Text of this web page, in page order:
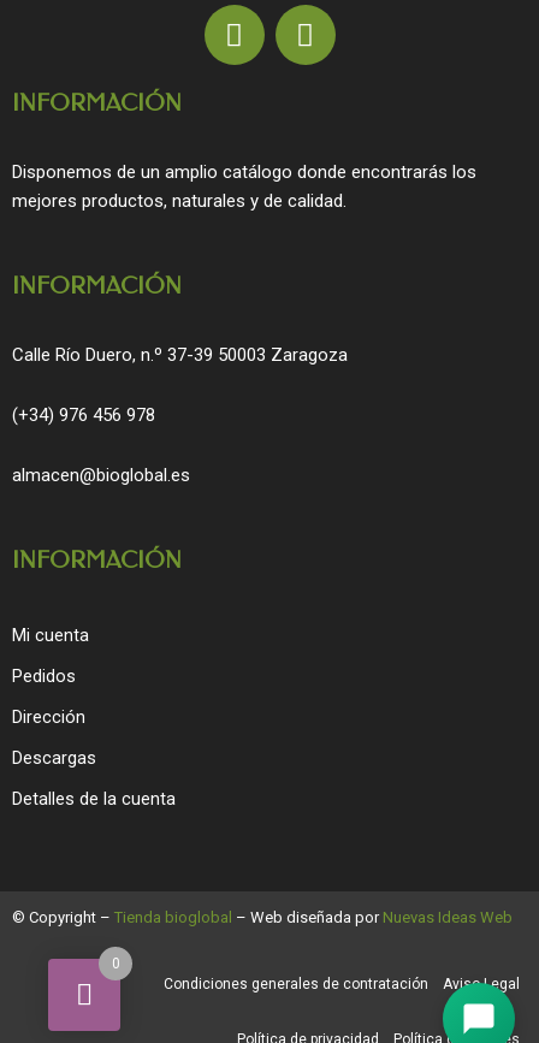
F
a
o
o
I
n
g
r
INFORMACIÓN
Disponemos de un amplio catálogo donde encontrarás los
mejores productos, naturales y de calidad.
INFORMACIÓN
Calle Río Duero, n.º 37-39 50003 Zaragoza
(+34) 976 456 978
almacen@bioglobal.es
INFORMACIÓN
Mi cuenta
Pedidos
Dirección
Descargas
Detalles de la cuenta
© Copyright – Tienda bioglobal – Web diseñada por Nuevas Ideas Web
Condiciones generales de contratación Aviso Legal
Política de privacidad Política de cookies
0